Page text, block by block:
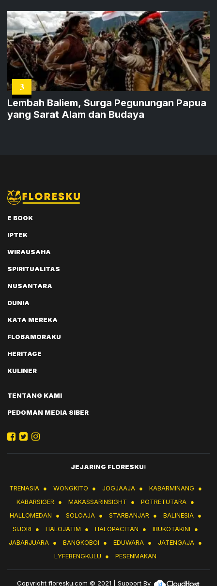
3
Lembah Baliem, Surga Pegunungan Papua
yang Sarat Alam dan Budaya
E BOOK
IPTEK
WIRAUSAHA
SPIRITUALITAS
NUSANTARA
DUNIA
KATA MEREKA
FLOBAMORAKU
HERITAGE
KULINER
TENTANG KAMI
PEDOMAN MEDIA SIBER
JEJARING FLORESKU:
TRENASIA ● WONGKITO ● JOGJAAJA ● KABARMINANG
●
KABARSIGER ● MAKASSARINSIGHT ● POTRETUTARA ●
HALLOMEDAN
● SOLOAJA ● STARBANJAR ● BALINESIA ●
SIJORI
● HALOJATIM ● HALOPACITAN ● IBUKOTAKINI
●
JABARJUARA ● BANGKOBOI ● EDUWARA ● JATENGAJA ●
LYFEBENGKULU
● PESENMAKAN
Copyrightfloresku.com © 2021 | Support By